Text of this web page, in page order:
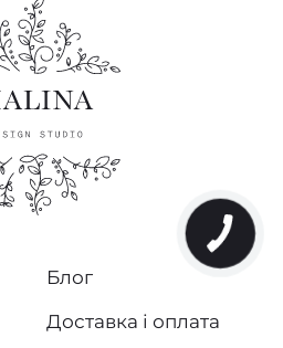
Блог
Доставка і оплата